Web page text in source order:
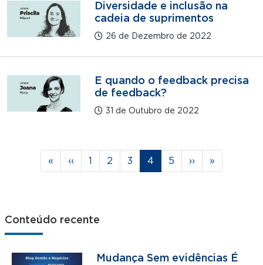
Diversidade e inclusão na
cadeia de suprimentos
26 de Dezembro de 2022
E quando o feedback precisa
de feedback?
31 de Outubro de 2022
Paginação
Primeira página
« Página anterior
‹‹ Página
1 Página
2 Página
3 Página
4 Página
5 Próxima página
›› Última
»
Conteúdo recente
Mudança Sem evidências É